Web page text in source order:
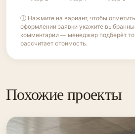
ⓘ Нажмите на вариант, чтобы
оформлении заявки укажите
комментарии — менеджер подберёт
рассчитает стоимость.
Похожие проекты